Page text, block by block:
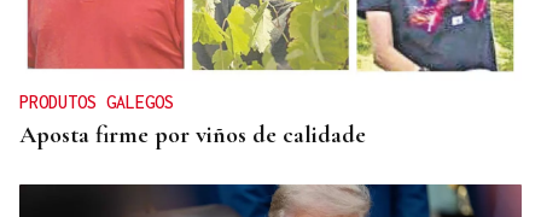
Despliegue policial en Redondela por un hombre
atrincherado en su vivienda
PRODUTOS GALEGOS
Aposta firme por viños de calidade